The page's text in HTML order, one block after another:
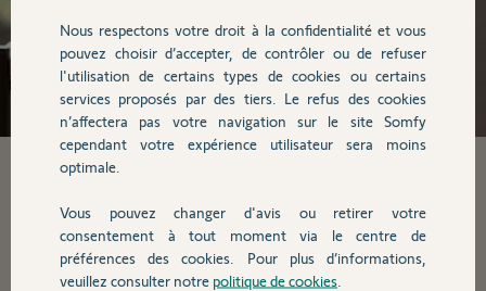
Connectez votre
logement
Découvrez nos boxs domotiques et leurs
Voir les boxs et accessoires
Nous respectons votre droit à la confidentialité et vous
pouvez choisir d’accepter, de contrôler ou de refuser
l'utilisation de certains types de cookies ou certains
services proposés par des tiers. Le refus des cookies
n’affectera pas votre navigation sur le site Somfy
cependant votre expérience utilisateur sera moins
optimale.
Vous pouvez changer d'avis ou retirer votre
consentement à tout moment via le centre de
préférences des cookies. Pour plus d’informations,
veuillez consulter notre politique de cookies